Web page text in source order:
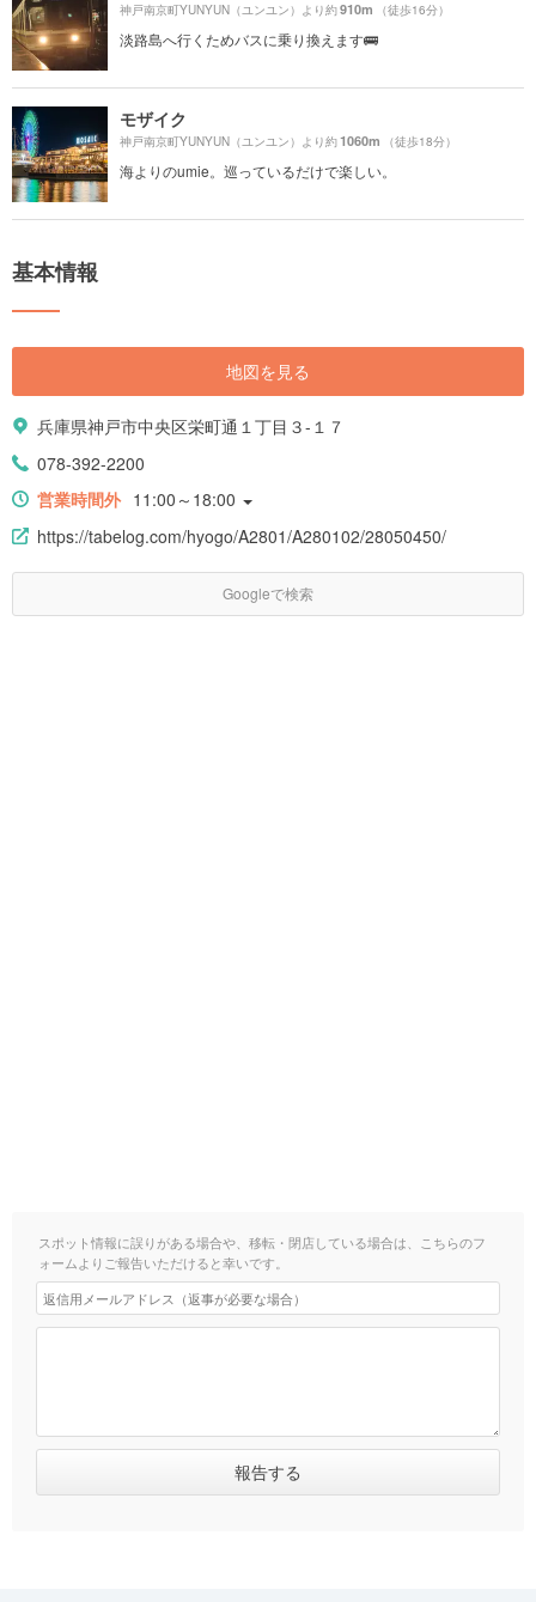
神戸南京町YUNYUN（ユンユン）より約910m （徒歩16分）
淡路島へ行くためバスに乗り換えます🚌
モザイク
神戸南京町YUNYUN（ユンユン）より約1060m （徒歩18分）
海よりのumie。巡っているだけで楽しい。
基本情報
地図を見る
兵庫県神戸市中央区栄町通１丁目３-１７
078-392-2200
営業時間外 11:00～18:00
https://tabelog.com/hyogo/A2801/A280102/28050450/
Googleで検索
スポット情報に誤りがある場合や、移転・閉店している場合は、こちらのフ
ォームよりご報告いただけると幸いです。